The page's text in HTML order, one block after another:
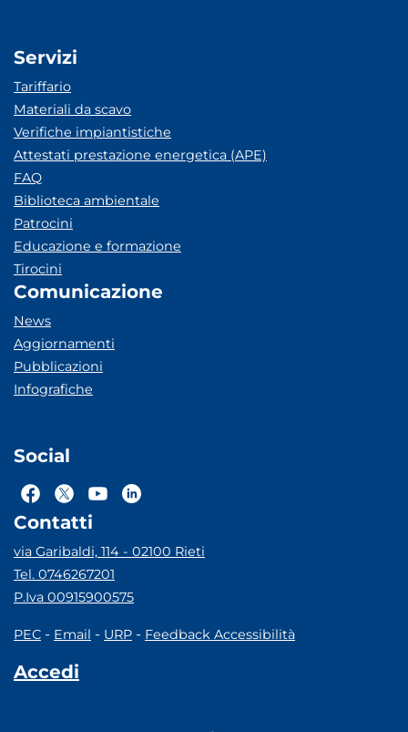
Servizi
Tariffario
Materiali da scavo
Verifiche impiantistiche
Attestati prestazione energetica (APE)
FAQ
Biblioteca ambientale
Patrocini
Educazione e formazione
Tirocini
Comunicazione
News
Aggiornamenti
Pubblicazioni
Infografiche
Social
Contatti
via Garibaldi, 114 - 02100 Rieti
Tel. 0746267201
P.Iva 00915900575
PEC - Email - URP - Feedback Accessibilità
Accedi